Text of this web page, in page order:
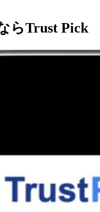
らTrust Pick